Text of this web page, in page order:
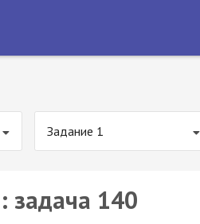
Задание 1
задача 140